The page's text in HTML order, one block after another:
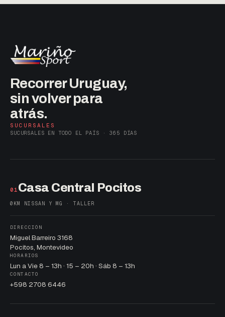
Recorrer Uruguay,
sin volver para
atrás.
SUCURSALES
SUCURSALES EN TODO EL PAÍS · 365 DÍAS
01 Casa Central Pocitos
0KM NISSAN Y MG · TALLER
DIRECCIÓN
Miguel Barreiro 3168
Pocitos, Montevideo
HORARIOS
Lun a Vie 8 – 13h · 15 – 20h · Sáb 8 – 13h
CONTACTO
+598 2708 6446